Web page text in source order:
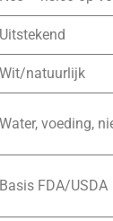
Uitstekend
Wit/natuurlijk
Water, voeding,
Basis FDA/USDA